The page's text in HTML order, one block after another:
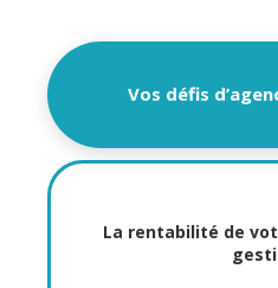
Vos défis
La rentabilité de